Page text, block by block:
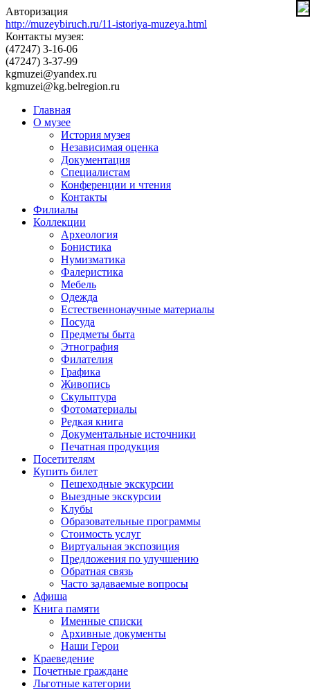
Авторизация
http://muzeybiruch.ru/11-istoriya-muzeya.html
Контакты музея:
(47247) 3-16-06
(47247) 3-37-99
kgmuzei@yandex.ru
kgmuzei@kg.belregion.ru
Главная
О музее
История музея
Независимая оценка
Документация
Специалистам
Конференции и чтения
Контакты
Филиалы
Коллекции
Археология
Бонистика
Нумизматика
Фалеристика
Мебель
Одежда
Естественнонаучные материалы
Посуда
Предметы быта
Этнография
Филателия
Графика
Живопись
Скульптура
Фотоматериалы
Редкая книга
Документальные источники
Печатная продукция
Посетителям
Купить билет
Пешеходные экскурсии
Выездные экскурсии
Клубы
Образовательные программы
Стоимость услуг
Виртуальная экспозиция
Предложения по улучшению
Обратная связь
Часто задаваемые вопросы
Афиша
Книга памяти
Именные списки
Архивные документы
Наши Герои
Краеведение
Почетные граждане
Льготные категории